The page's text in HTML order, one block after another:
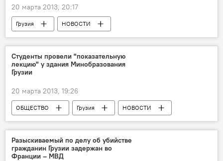
20 марта 2013, 20:17
Грузия НОВОСТИ
Студенты провели "показательную
лекцию" у здания Минобразования
Грузии
20 марта 2013, 19:26
ОБЩЕСТВО Грузия НОВОСТИ
Разыскиваемый по делу об убийстве
гражданин Грузии задержан во
Франции – МВД